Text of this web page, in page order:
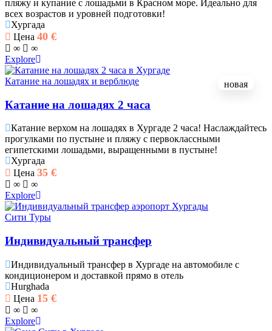
пляжу и купание с лошадьми в Красном море. Идеально для
всех возрастов и уровней подготовки!
Хургада
Цена 40 €
∞
∞
Explore
новая
Катание на лошадях и верблюде
Катание на лошадях 2 часа
Катание верхом на лошадях в Хургаде 2 часа! Наслаждайтесь
прогулками по пустыне и пляжу с первоклассными
египетскими лошадьми, выращенными в пустыне!
Хургада
Цена 35 €
∞
∞
Explore
Сити Туры
Индивидуальный трансфер
Индивидуальный трансфер в Хургаде на автомобиле с
кондиционером и доставкой прямо в отель
Hurghada
Цена 15 €
∞
∞
Explore